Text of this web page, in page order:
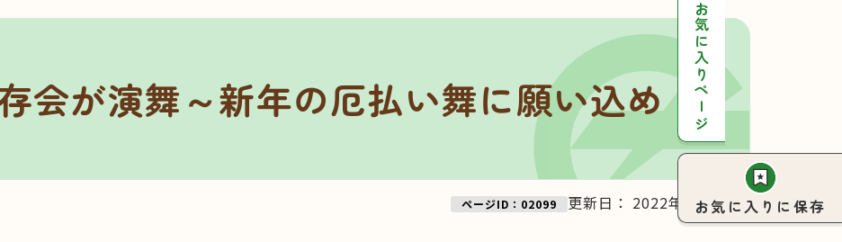
お気に入りページ
お気に入りに保存
会が演舞～新年の厄払い舞に願い込め
ページID：02099 更新日： 2022年01月06日